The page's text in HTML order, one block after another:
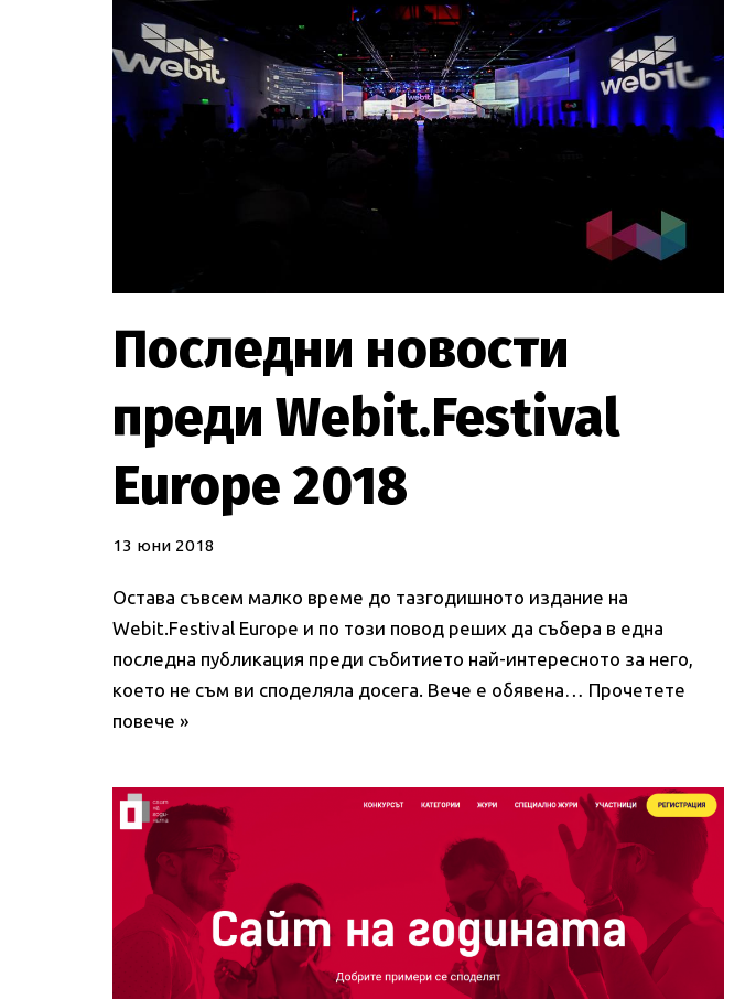
Последни новости
преди Webit.Festival
Europe 2018
13 юни 2018
Остава съвсем малко време до тазгодишното издание на
Webit.Festival Europe и по този повод реших да събера в една
последна публикация преди събитието най-интересното за него,
което не съм ви споделяла досега. Вече е обявена… Прочетете
повече »